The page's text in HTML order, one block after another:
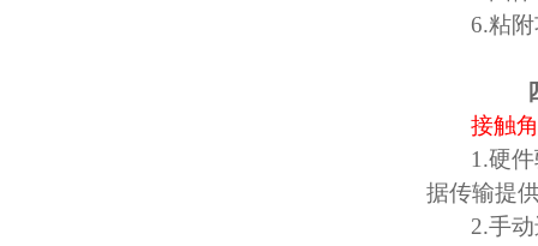
6.粘
接触
1.硬
据传输提
2.手